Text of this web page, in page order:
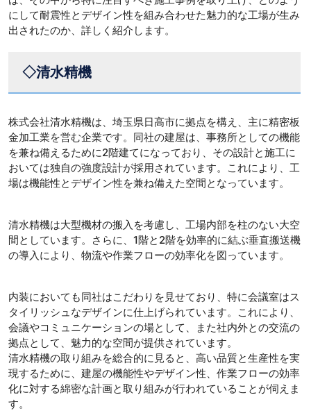
にして耐震性とデザイン性を組み合わせた魅力的な工場が生み
出されたのか、詳しく紹介します。
◇清水精機
株式会社清水精機は、埼玉県日高市に拠点を構え、主に精密板
金加工業を営む企業です。同社の建屋は、事務所としての機能
を兼ね備えるために2階建てになっており、その設計と施工に
おいては独自の強度設計が採用されています。これにより、工
場は機能性とデザイン性を兼ね備えた空間となっています。
清水精機は大型機材の搬入を考慮し、工場内部を柱のない大空
間としています。さらに、1階と2階を効率的に結ぶ垂直搬送機
の導入により、物流や作業フローの効率化を図っています。
内装においても同社はこだわりを見せており、特に会議室はス
タイリッシュなデザインに仕上げられています。これにより、
会議やコミュニケーションの場として、また社内外との交流の
拠点として、魅力的な空間が提供されています。
清水精機の取り組みを総合的に見ると、高い品質と生産性を実
現するために、建屋の機能性やデザイン性、作業フローの効率
化に対する綿密な計画と取り組みが行われていることが伺えま
す。